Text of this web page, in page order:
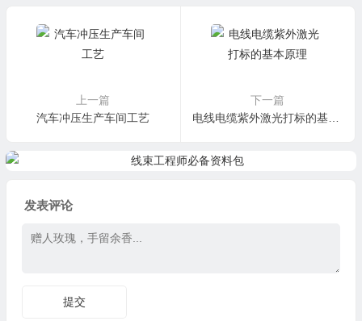
上一篇
汽车冲压生产车间工艺
下一篇
电线电缆紫外激光打标的基本原理
发表评论